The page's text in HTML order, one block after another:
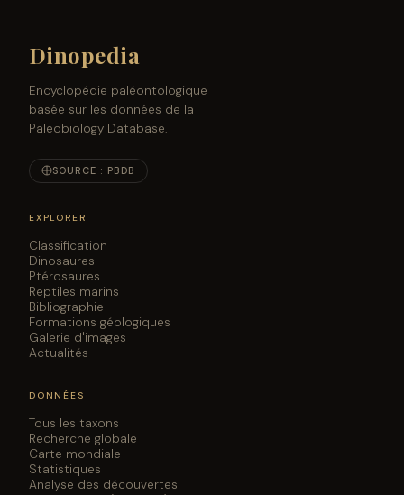
Dinopedia
Encyclopédie paléontologique
basée sur les données de la
Paleobiology Database.
SOURCE : PBDB
EXPLORER
Classification
Dinosaures
Ptérosaures
Reptiles marins
Bibliographie
Formations géologiques
Galerie d'images
Actualités
DONNÉES
Tous les taxons
Recherche globale
Carte mondiale
Statistiques
Analyse des découvertes